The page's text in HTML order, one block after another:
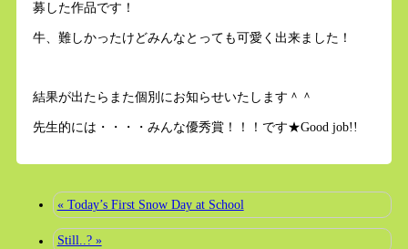
募した作品です！
牛、難しかったけどみんなとっても可愛く出来ました！
結果が出たらまた個別にお知らせいたします＾＾
先生的には・・・・みんな優秀賞！！！です★Good job!!
« Today’s First Snow Day at School
Still..? »